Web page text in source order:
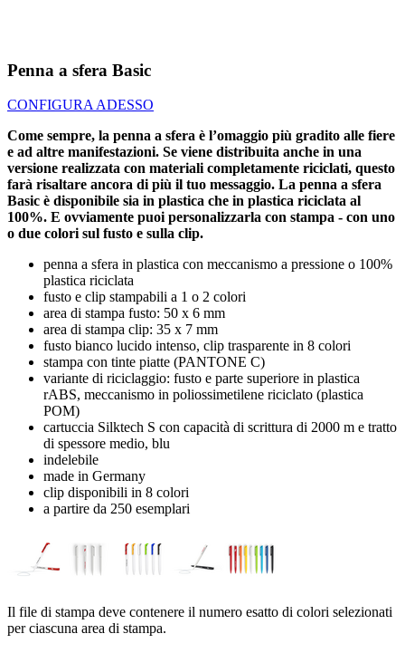
Penna a sfera Basic
CONFIGURA ADESSO
Come sempre, la penna a sfera è l’omaggio più gradito alle fiere
e ad altre manifestazioni. Se viene distribuita anche in una
versione realizzata con materiali completamente riciclati, questo
farà risaltare ancora di più il tuo messaggio. La penna a sfera
Basic è disponibile sia in plastica che in plastica riciclata al
100%. E ovviamente puoi personalizzarla con stampa - con uno
o due colori sul fusto e sulla clip.
penna a sfera in plastica con meccanismo a pressione o 100%
plastica riciclata
fusto e clip stampabili a 1 o 2 colori
area di stampa fusto: 50 x 6 mm
area di stampa clip: 35 x 7 mm
fusto bianco lucido intenso, clip trasparente in 8 colori
stampa con tinte piatte (PANTONE C)
variante di riciclaggio: fusto e parte superiore in plastica
rABS, meccanismo in poliossimetilene riciclato (plastica
POM)
cartuccia Silktech S con capacità di scrittura di 2000 m e tratto
di spessore medio, blu
indelebile
made in Germany
clip disponibili in 8 colori
a partire da 250 esemplari
Il file di stampa deve contenere il numero esatto di colori selezionati
per ciascuna area di stampa.